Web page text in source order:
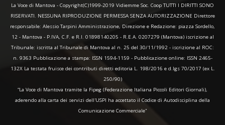
La Voce di Mantova - Copyright(C)1999-2019 Vidiemme Soc. Coop TUTTI I DIRITTI SONO
RISERVATI. NESSUNA RIPRODUZIONE PERMESSA SENZA AUTORIZZAZIONE Direttore
responsabile: Alessio Tarpini Amministrazione, Direzione e Redazione: piazza Sordello,
12 - Mantova - P.IVA, C.F. e R.I. 01898140205 - R.E.A. 0207279 (Mantova) iscrizione al
Tribunale: iscritta al Tribunale di Mantova al n. 25 del 30/11/1992 - iscrizione al ROC:
n. 9363 Pubblicazione a stampa: ISSN 1594-1159 - Pubblicazione online: ISSN 2465-
132X La testata fruisce dei contributi diretti editoria L. 198/2016 e d.lgs 70/2017 (ex L.
250/90)
“La Voce di Mantova tramite la Fipeg (Federazione Italiana Piccoli Editori Giornali),
aderendo alla carta dei servizi dell'USPI ha accettato il Codice di Autodisciplina della
Comunicazione Commerciale"